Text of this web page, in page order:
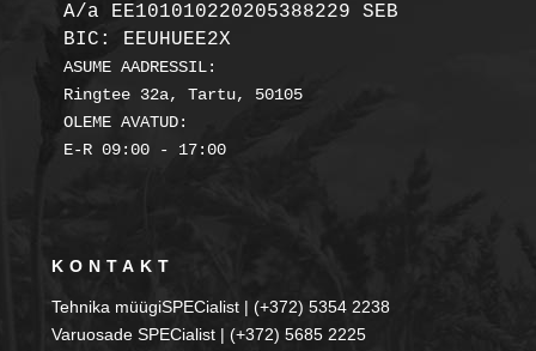
A/a EE101010220205388229 SEB
BIC: EEUHUEE2X
ASUME AADRESSIL:
Ringtee 32a, Tartu, 50105
OLEME AVATUD:
E-R 09:00 - 17:00
KONTAKT
Tehnika müügiSPECialist | (+372) 5354 2238
Varuosade SPECialist | (+372) 5685 2225